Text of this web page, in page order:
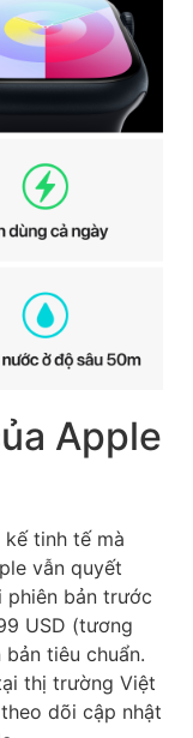
Apple
tinh tế mà
vẫn quyết
phiên bản trước
USD (tương
tiêu chuẩn.
thị trường Việt
dõi cập nhật